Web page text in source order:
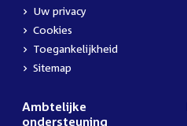
Uw privacy
Cookies
Toegankelijkheid
Sitemap
Ambtelijke
ondersteuning